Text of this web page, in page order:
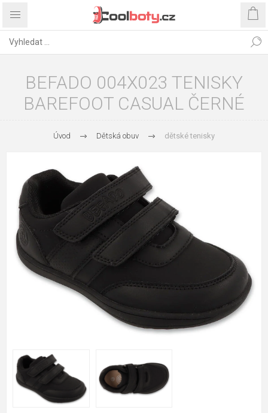
BEFADO 004X023 TENISKY
BAREFOOT CASUAL ČERNÉ
Úvod Dětská obuv dětské tenisky